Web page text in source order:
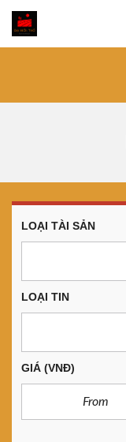
LOẠI TÀI SẢN
LOẠI TIN
GIÁ (VNĐ)